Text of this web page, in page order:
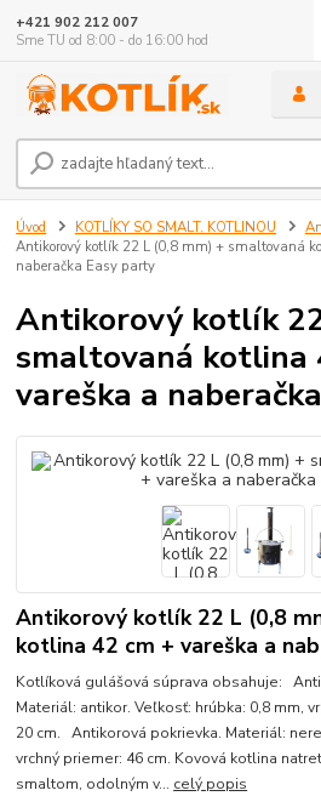
+421 902 212 007
Sme TU od 8:00 - do 16:00 hod
Úvod KOTLÍKY SO SMALT. KOTLINOU
Antikorový kotlík 22 L (0,8 mm) + smaltovaná
naberačka Easy party
Antikorový kotlík
smaltovaná kotlina
vareška a
Antikorový kotlík 22 L (0,8
kotlina 42 cm + vareška a
Kotlíková gulášová súprava obsahuje:
Materiál: antikor. Veľkosť: hrúbka: 0,8 mm,
20 cm. Antikorová pokrievka. Materiál:
vrchný priemer: 46 cm. Kovová kotlina
smaltom, odolným v... celý popis